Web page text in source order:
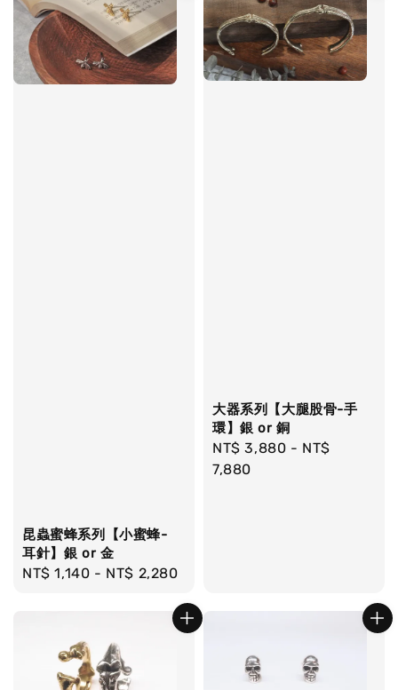
昆蟲蜜蜂系列【小蜜蜂-
耳針】銀 or 金
Regular
NT$ 1,140 - NT$ 2,280
大器系列【大腿股骨-手
環】銀 or 銅
Regular
price
NT$ 3,880 - NT$
7,880